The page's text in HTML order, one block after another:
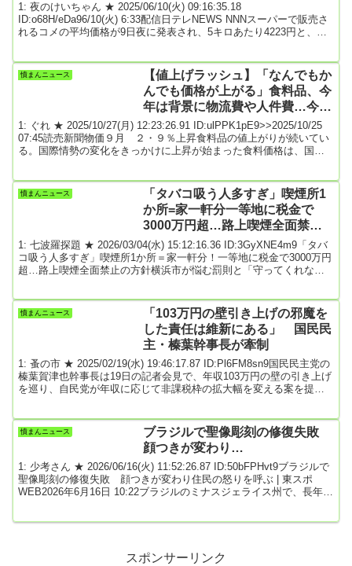
1: 夜のけいちゃん ★ 2025/06/10(火) 09:16:35.18
ID:o68H/eDa96/10(火) 6:33配信日テレNEWS NNNスーパーで販売さ
れるコメの平均価格が9日夜に発表され、5キロあたり4223円と、前
が。こだわりの銘柄米を扱っている神奈川県のコメ販売店。コメ販
売店 代表「今までずっと（コメが）なかったけど、6種類くらい入
憤まんニュース
【値上げラッシュ】「なんでもか
んでも価格が上がる」食料品、今
年は背景に物流費や人件費…今後
も上がり続ける可能性 ★2
1: ぐれ ★ 2025/10/27(月) 12:23:26.91 ID:ulPPK1pE9>>2025/10/25
07:45読売新聞物価９月 ２・９％上昇食料品の値上がりが続いてい
る。国際情勢の変化をきっかけに上昇が始まった食料価格は、国内
ば赤字」「なんでもかんでも価格が上がる値上げラッシュ。嘆くし
かない」。２３日夕、東京都足立区の「スーパーさんよう」で買い
憤まんニュース
「タバコ吸う人多すぎ」喫煙所1
か所=家一軒分一等地に税金で
3000万円超…路上喫煙全面禁止
「守ってくれない人」とのいたち
ごっこ
1: 七波羅探題 ★ 2026/03/04(水) 15:12:16.36 ID:3GyXNE4m9「タバ
コ吸う人多すぎ」喫煙所1か所＝家一軒分！一等地に税金で3000万円
超…路上喫煙全面禁止の方針横浜市が悩む罰則と「守ってくれない
なものだという。ニュース番組『わたしとニュース』では、路上喫
煙全面禁止に向けて動き出した横浜市の現状や条例案を取材し、弁
護士の三輪記子氏とともに深掘り...
憤まんニュース
「103万円の壁引き上げの邪魔を
した責任は維新にある」 国民民
主・榛葉幹事長が牽制
1: 蚤の市 ★ 2025/02/19(水) 19:46:17.87 ID:Pl6FM8sn9国民民主党の
榛葉賀津也幹事長は19日の記者会見で、年収103万円の壁の引き上げ
を巡り、自民党が年収に応じて非課税枠の拡大幅を変える案を提示
する日本維新の会にも矛先を向け、「中途半端な案で自民と握る
（妥結する）のであれば、103万円の壁の引き上げを骨抜きにし、邪
魔をした責任は維新にもある...
憤まんニュース
ブラジルで聖像彫刻の修復失敗
顔つきが変わり…
1: 少考さん ★ 2026/06/16(火) 11:52:26.87 ID:50bFPHvt9ブラジルで
聖像彫刻の修復失敗 顔つきが変わり住民の怒りを呼ぶ | 東スポ
WEB2026年6月16日 10:22ブラジルのミナスジェライス州で、長年の
スポンサーリンク